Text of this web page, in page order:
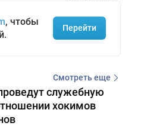
, чтобы
Перейти
Смотреть еще
служебную
хокимов